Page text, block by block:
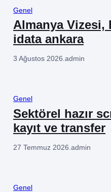
Genel
Almanya Vizesi,
idata ankara
3 Ağustos 2026.admin
Genel
Sektörel hazır
kayıt ve transfer
27 Temmuz 2026 admin
Genel